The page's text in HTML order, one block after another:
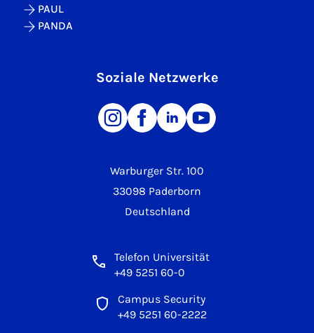
Warburger Str. 100
33098 Paderborn
Deutschland
Telefon Universität
+49 5251 60-0
Campus Security
+49 5251 60-2222
PAUL
PANDA
Soziale Netzwerke